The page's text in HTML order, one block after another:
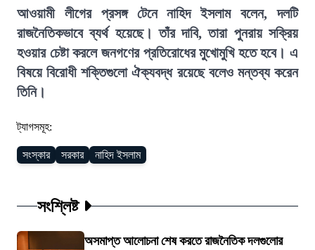
আওয়ামী লীগের প্রসঙ্গ টেনে নাহিদ ইসলাম বলেন, দলটি
রাজনৈতিকভাবে ব্যর্থ হয়েছে। তাঁর দাবি, তারা পুনরায় সক্রিয়
হওয়ার চেষ্টা করলে জনগণের প্রতিরোধের মুখোমুখি হতে হবে। এ
বিষয়ে বিরোধী শক্তিগুলো ঐক্যবদ্ধ রয়েছে বলেও মন্তব্য করেন
তিনি।
ট্যাগসমূহ:
সংস্কার সরকার নাহিদ ইসলাম
সংশ্লিষ্ট
অসমাপ্ত আলোচনা শেষ করতে রাজনৈতিক দলগুলোর